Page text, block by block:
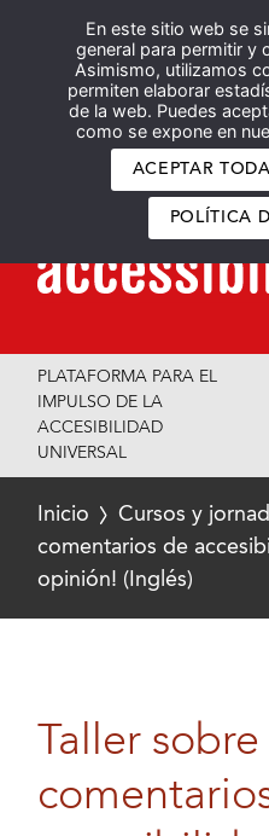
En este sitio web se
general para permitir y
Asimismo, utilizamos
permiten elaborar
de la web. Puedes
como se expone en
ACEPTAR
POLÍTICA
PLATAFORMA PARA EL
IMPULSO DE LA
ACCESIBILIDAD
UNIVERSAL
Inicio Cursos y
comentarios de
opinión! (Inglés)
Taller sobre